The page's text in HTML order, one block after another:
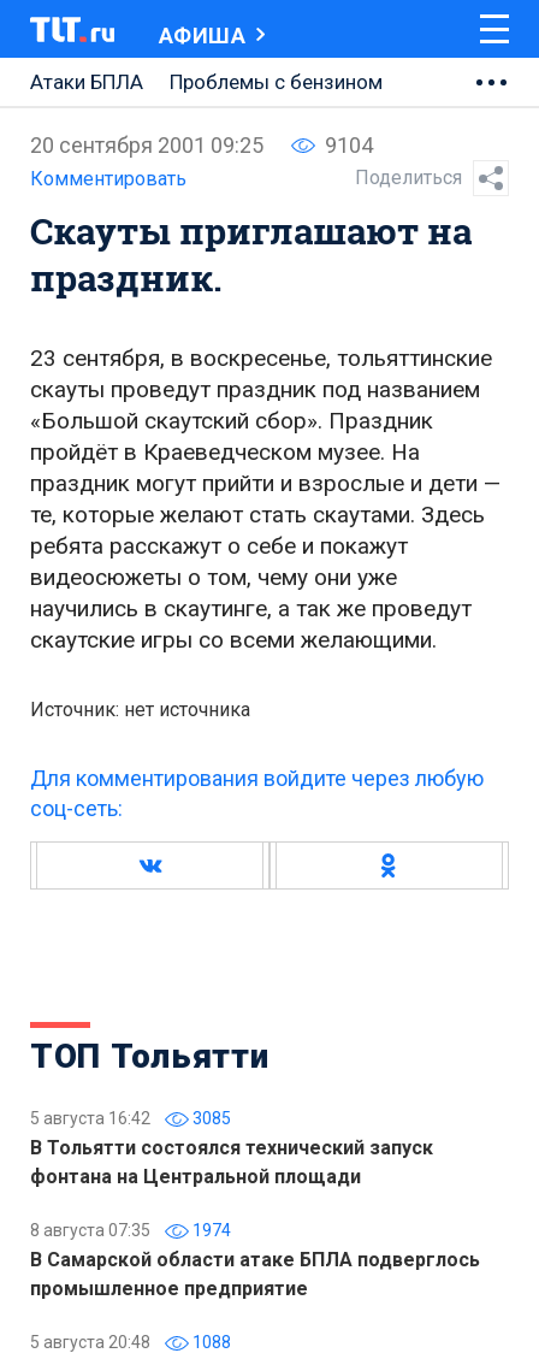
АФИША
Атаки БПЛА
Проблемы с бензином
Ремонт Центральной площади
Ремонт Обводного шоссе
Набережная Тольятти
20 сентября 2001 09:25 9104
Комментировать Поделиться
Скауты приглашают на
праздник.
23 сентября, в воскресенье, тольяттинские
скауты проведут праздник под названием
«Большой скаутский сбор». Праздник
пройдёт в Краеведческом музее. На
праздник могут прийти и взрослые и дети —
те, которые желают стать скаутами. Здесь
ребята расскажут о себе и покажут
видеосюжеты о том, чему они уже
научились в скаутинге, а так же проведут
скаутские игры со всеми желающими.
Источник: нет источника
Для комментирования войдите через любую
соц-сеть:
ТОП Тольятти
5 августа 16:42 3085
В Тольятти состоялся технический запуск
фонтана на Центральной площади
8 августа 07:35 1974
В Самарской области атаке БПЛА подверглось
промышленное предприятие
5 августа 20:48 1088